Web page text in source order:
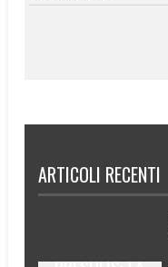
ARTICOLI RECENTI